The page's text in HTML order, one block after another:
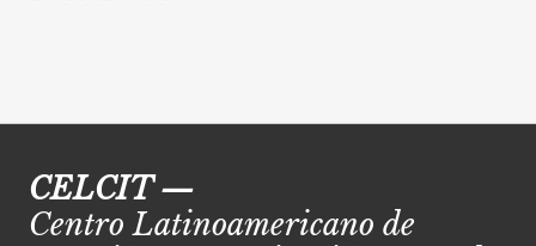
CELCIT—
Centro Latinoamericano de